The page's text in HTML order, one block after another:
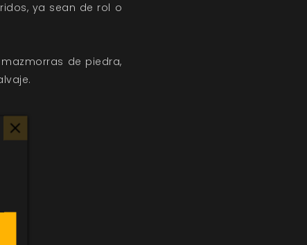
ya sean de rol o
de piedra,